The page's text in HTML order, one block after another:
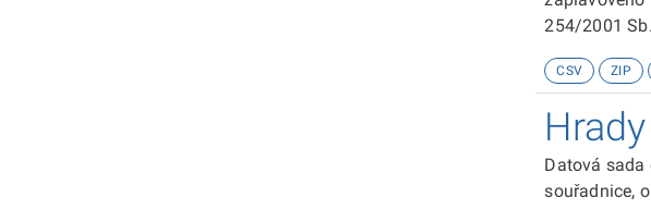
254/2001
zpětném
CSV ZIP
Datová sada
souřadnice,